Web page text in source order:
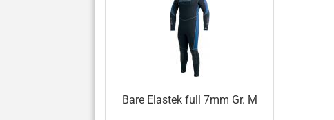
Bare Elastek full 7mm Gr. M